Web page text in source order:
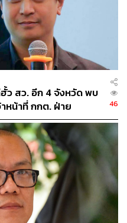
TEAM
ร THE STANDARD
ว สว. อีก 4 จังหวัด พบ
หน้าที่ กกต. ฝ่าย
46